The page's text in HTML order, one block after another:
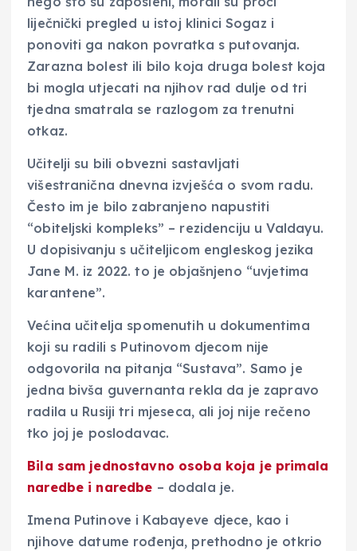
liječnički pregled u istoj klinici Sogaz i
ponoviti ga nakon povratka s putovanja.
Zarazna bolest ili bilo koja druga bolest koja
bi mogla utjecati na njihov rad dulje od tri
tjedna smatrala se razlogom za trenutni
otkaz.
Učitelji su bili obvezni sastavljati
višestranična dnevna izvješća o svom radu.
Često im je bilo zabranjeno napustiti
“obiteljski kompleks” – rezidenciju u Valdayu.
U dopisivanju s učiteljicom engleskog jezika
Jane M. iz 2022. to je objašnjeno “uvjetima
karantene”.
Većina učitelja spomenutih u dokumentima
koji su radili s Putinovom djecom nije
odgovorila na pitanja “Sustava”. Samo je
jedna bivša guvernanta rekla da je zapravo
radila u Rusiji tri mjeseca, ali joj nije rečeno
tko joj je poslodavac.
Bila sam jednostavno osoba koja je primala
naredbe i naredbe – dodala je.
Imena Putinove i Kabayeve djece, kao i
njihove datume rođenja, prethodno je otkrio